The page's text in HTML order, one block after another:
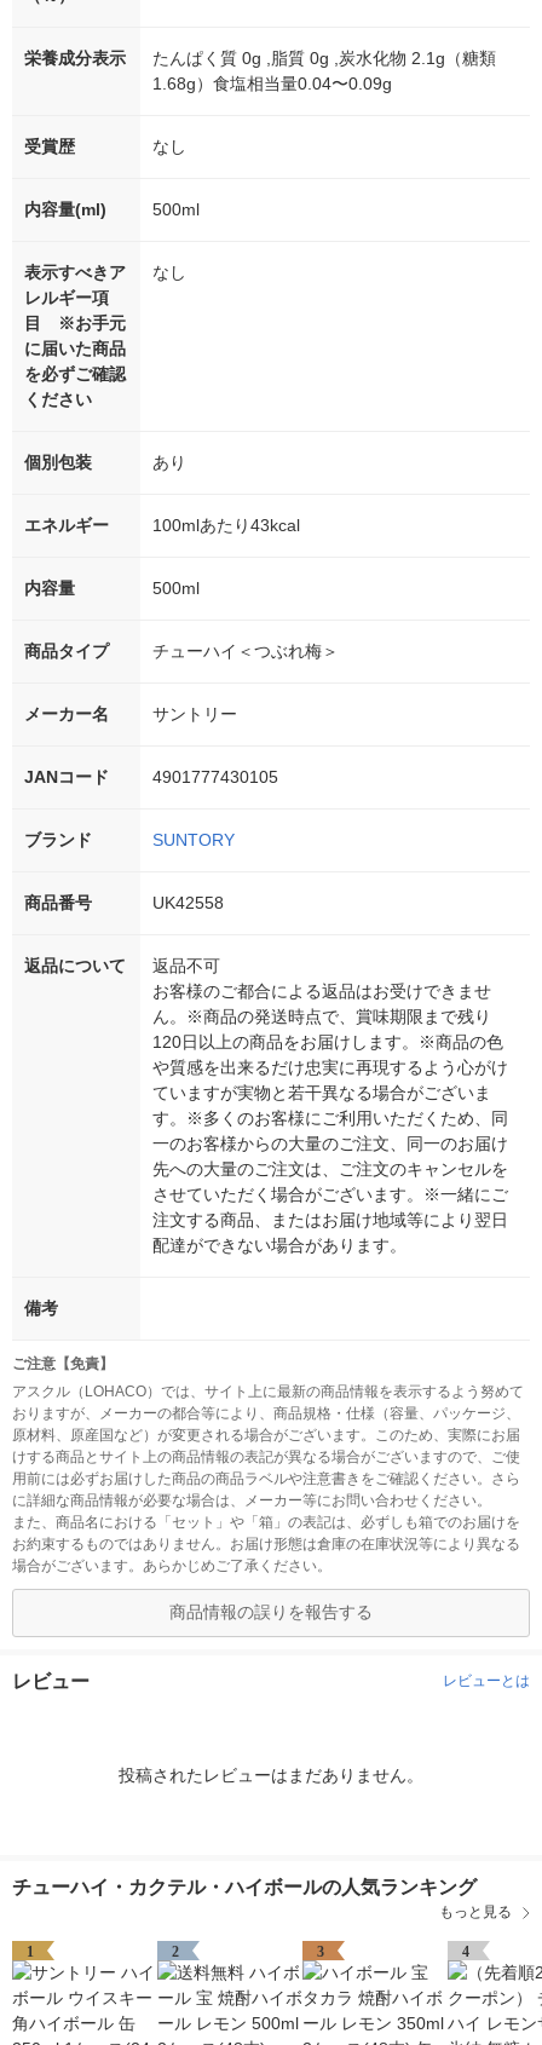
栄養成分表示
たんぱく質 0g ,脂質 0g ,炭水化物 2.1g（糖類
1.68g）食塩相当量0.04〜0.09g
受賞歴 なし
内容量(ml) 500ml
表示すべきア
レルギー項
目 ※お手元
に届いた商品
を必ずご確認
ください
なし
個別包装 あり
エネルギー 100mlあたり43kcal
内容量 500ml
商品タイプ チューハイ＜つぶれ梅＞
メーカー名 サントリー
JANコード 4901777430105
ブランド SUNTORY
商品番号 UK42558
返品について
返品不可
お客様のご都合による返品はお受けできませ
ん。※商品の発送時点で、賞味期限まで残り
120日以上の商品をお届けします。※商品の色
や質感を出来るだけ忠実に再現するよう心がけ
ていますが実物と若干異なる場合がございま
す。※多くのお客様にご利用いただくため、同
一のお客様からの大量のご注文、同一のお届け
先への大量のご注文は、ご注文のキャンセルを
させていただく場合がございます。※一緒にご
注文する商品、またはお届け地域等により翌日
配達ができない場合があります。
備考
ご注意【免責】
アスクル（LOHACO）では、サイト上に最新の商品情報を表示するよう努めて
おりますが、メーカーの都合等により、商品規格・仕様（容量、パッケージ、
原材料、原産国など）が変更される場合がございます。このため、実際にお届
けする商品とサイト上の商品情報の表記が異なる場合がございますので、ご使
用前には必ずお届けした商品の商品ラベルや注意書きをご確認ください。さら
に詳細な商品情報が必要な場合は、メーカー等にお問い合わせください。
また、商品名における「セット」や「箱」の表記は、必ずしも箱でのお届けを
お約束するものではありません。お届け形態は倉庫の在庫状況等により異なる
場合がございます。あらかじめご了承ください。
商品情報の誤りを報告する
レビュー レビューとは
投稿されたレビューはまだありません。
チューハイ・カクテル・ハイボールの人気ランキング
もっと見る
1 2 3 4